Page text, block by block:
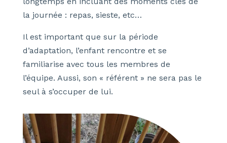
la journée : repas, sieste, etc…
Il est important que sur la période
d’adaptation, l’enfant rencontre et se
familiarise avec tous les membres de
l’équipe. Aussi, son « référent » ne sera pas le
seul à s’occuper de lui.